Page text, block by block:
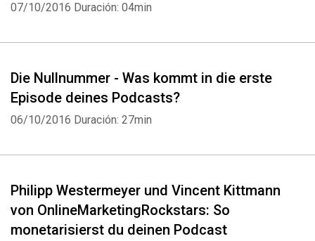
07/10/2016 Duración: 04min
Die Nullnummer - Was kommt in die erste
Episode deines Podcasts?
06/10/2016 Duración: 27min
Philipp Westermeyer und Vincent Kittmann
von OnlineMarketingRockstars: So
monetarisierst du deinen Podcast